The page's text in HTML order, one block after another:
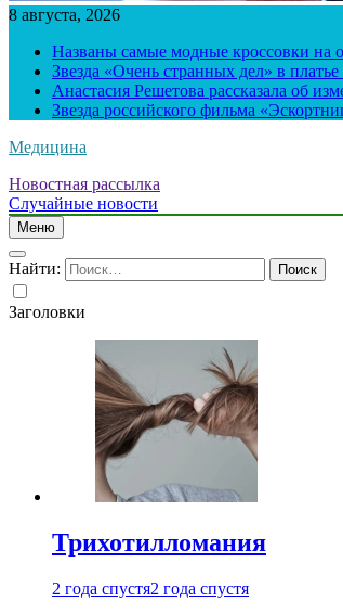
8 августа, 2026
Названы самые модные кроссовки на
Звезда «Очень странных дел» в
Анастасия Решетова рассказала об
Звезда российского фильма
Медицина
Новостная рассылка
Случайные новости
Меню
Найти:
Заголовки
Трихотилломания
2 года спустя2 года спустя